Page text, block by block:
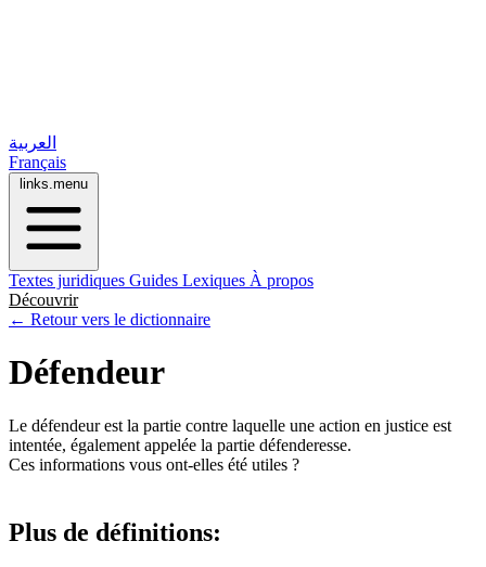
العربية
Français
links.menu
Textes juridiques Guides Lexiques À propos
Découvrir
← Retour vers le dictionnaire
Défendeur
Le défendeur est la partie contre laquelle une action en justice est
intentée, également appelée la partie défenderesse.
Ces informations vous ont-elles été utiles ?
Plus de définitions: